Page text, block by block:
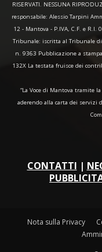
RISERVATI. NESSUNA
responsabile: Alessio Tarpini
12 - Mantova - P.IVA, C.F. e
Tribunale: iscritta al Tribunale
n. 9363 Pubblicazione a
132X La testata fruisce dei
“La Voce di Mantova tramite
aderendo alla carta dei servizi
CONTATTI |
Nota sulla Privacy